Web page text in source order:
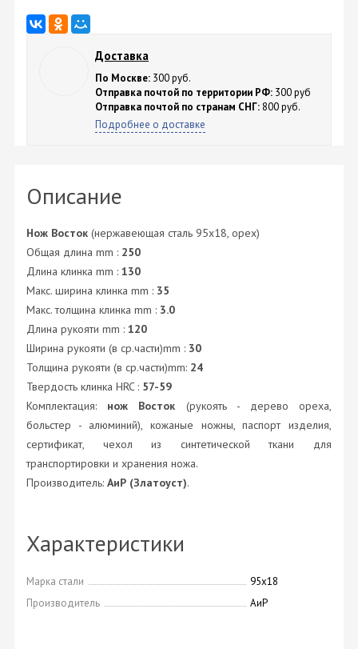
Доставка
По Москве: 300 руб.
Отправка почтой по территории РФ: 300 руб
Отправка почтой по странам СНГ: 800 руб.
Подробнее о доставке
Описание
Нож Восток (нержавеющая сталь 95х18, орех)
Общая длина mm : 250
Длина клинка mm : 130
Макс. ширина клинка mm : 35
Макс. толщина клинка mm : 3.0
Длина рукояти mm : 120
Ширина рукояти (в ср.части)mm : 30
Толщина рукояти (в ср.части)mm: 24
Твердость клинка HRC : 57-59
Комплектация: нож Восток (рукоять - дерево ореха,
больстер - алюминий), кожаные ножны, паспорт изделия,
сертификат, чехол из синтетической ткани для
транспортировки и хранения ножа.
Производитель: АиР (Златоуст).
Характеристики
Марка стали
95х18
Производитель
АиР